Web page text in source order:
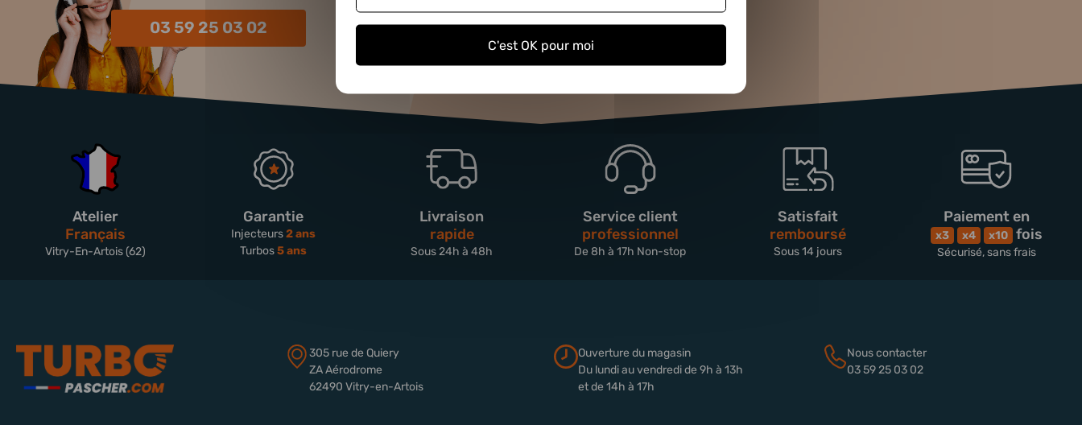
03 59 25 03 02
Atelier
Français
Vitry-En-Artois (62)
Garantie
Injecteurs2 ans
Turbos5 ans
Livraison
rapide
Sous 24h à 48h
Service client
professionnel
De 8h à 17h Non-stop
Satisfait
remboursé
Sous 14 jours
Paiement en
x3 x4 x10 fois
Sécurisé, sans frais
305 rue de Quiery
ZA Aérodrome
62490 Vitry-en-Artois
Ouverture du magasin
Du lundi au vendredi de 9h à 13h
et de 14h à 17h
Nous contacter
03 59 25 03 02
C'est OK pour moi